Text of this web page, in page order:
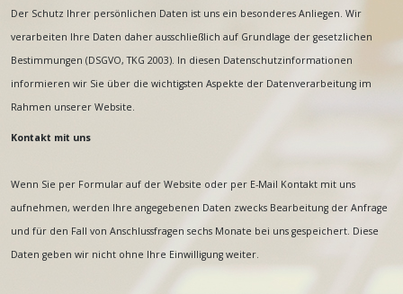
Der Schutz Ihrer persönlichen Daten ist uns ein besonderes Anliegen. Wir
verarbeiten Ihre Daten daher ausschließlich auf Grundlage der gesetzlichen
Bestimmungen (DSGVO, TKG 2003). In diesen Datenschutzinformationen
informieren wir Sie über die wichtigsten Aspekte der Datenverarbeitung im
Rahmen unserer Website.
Kontakt mit uns
Wenn Sie per Formular auf der Website oder per E-Mail Kontakt mit uns
aufnehmen, werden Ihre angegebenen Daten zwecks Bearbeitung der Anfrage
und für den Fall von Anschlussfragen sechs Monate bei uns gespeichert. Diese
Daten geben wir nicht ohne Ihre Einwilligung weiter.